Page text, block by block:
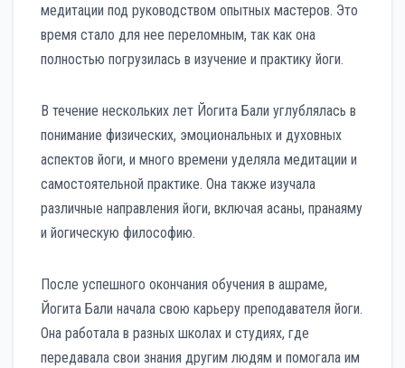
медитации под руководством опытных мастеров. Это
время стало для нее переломным, так как она
полностью погрузилась в изучение и практику йоги.
В течение нескольких лет Йогита Бали углублялась в
понимание физических, эмоциональных и духовных
аспектов йоги, и много времени уделяла медитации и
самостоятельной практике. Она также изучала
различные направления йоги, включая асаны, пранаяму
и йогическую философию.
После успешного окончания обучения в ашраме,
Йогита Бали начала свою карьеру преподавателя йоги.
Она работала в разных школах и студиях, где
передавала свои знания другим людям и помогала им